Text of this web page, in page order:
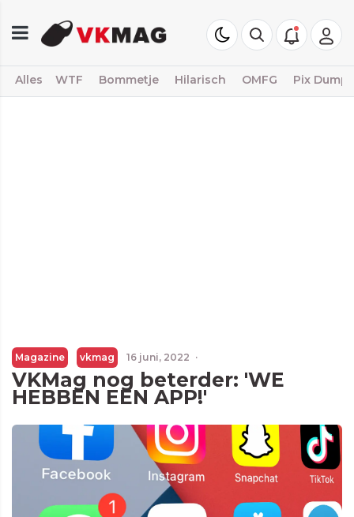
Alles WTF Bommetje Hilarisch OMFG Pix Dump
Magazine vkmag 16 juni, 2022 ·
VKMag nog beterder: 'WE
HEBBEN EEN APP!'